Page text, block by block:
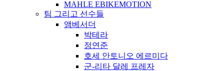
MAHLE EBIKEMOTION
팀 그리고 선수들
앰베서더
박테라
정연준
호세 안토니오 에르미다
군-리타 달레 프레자